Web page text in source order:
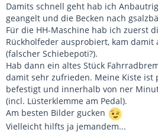
Damits schnell geht hab ich
geangelt und die Becken nach
Für die HH-Maschine hab ich zuerst
Rückholfeder ausprobiert, kam
(falscher Schiebepoti?).
Hab dann ein altes Stück
damit sehr zufrieden. Meine Kiste ist
befestigt und innerhalb von ner
(incl. Lüsterklemme am Pedal).
Am besten Bilder gucken
Vielleicht hilfts ja jemandem...